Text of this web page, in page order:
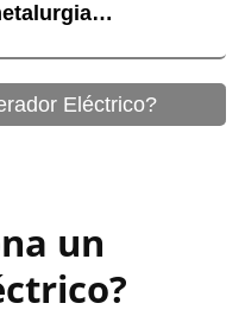
Eléctrico?
un